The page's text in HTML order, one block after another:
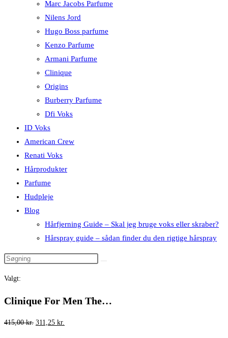
Marc Jacobs Parfume
Nilens Jord
Hugo Boss parfume
Kenzo Parfume
Armani Parfume
Clinique
Origins
Burberry Parfume
Dfi Voks
ID Voks
American Crew
Renati Voks
Hårprodukter
Parfume
Hudpleje
Blog
Hårfjerning Guide – Skal jeg bruge voks eller skraber?
Hårspray guide – sådan finder du den rigtige hårspray
Valgt:
Clinique For Men The…
415,00kr. Den
311,25 kr.